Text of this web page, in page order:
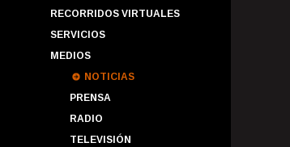
RECORRIDOS VIRTUALES
SERVICIOS
MEDIOS
NOTICIAS
PRENSA
RADIO
TELEVISIÓN